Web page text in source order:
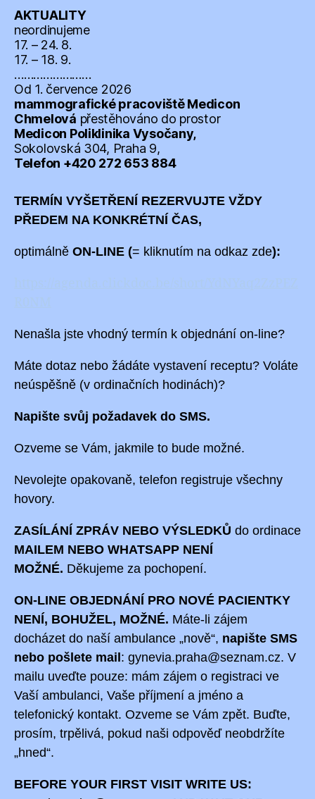
AKTUALITY
neordinujeme
17. – 24. 8.
17. – 18. 9.
……………………
Od 1. července 2026
mammografické pracoviště Medicon
Chmelová přestěhováno do prostor
Medicon Poliklinika Vysočany,
Sokolovská 304, Praha 9,
Telefon +420 272 653 884
TERMÍN VYŠETŘENÍ REZERVUJTE VŽDY
PŘEDEM NA KONKRÉTNÍ ČAS,
optimálně ON-LINE (= kliknutím na odkaz zde):
Nenašla jste vhodný termín k objednání on-line?
Máte dotaz nebo žádáte vystavení receptu? Voláte
neúspěšně (v ordinačních hodinách)?
Napište svůj požadavek do SMS.
Ozveme se Vám, jakmile to bude možné.
Nevolejte opakovaně, telefon registruje všechny
hovory.
ZASÍLÁNÍ ZPRÁV NEBO VÝSLEDKŮ do ordinace
MAILEM NEBO WHATSAPP NENÍ
MOŽNÉ. Děkujeme za pochopení.
ON-LINE OBJEDNÁNÍ PRO NOVÉ PACIENTKY
NENÍ, BOHUŽEL, MOŽNÉ. Máte-li zájem
docházet do naší ambulance „nově“, napište SMS
nebo pošlete mail : gynevia.praha@seznam.cz. V
mailu uveďte pouze: mám zájem o registraci ve
Vaší ambulanci, Vaše příjmení a jméno a
telefonický kontakt. Ozveme se Vám zpět. Buďte,
prosím, trpělivá, pokud naši odpověď neobdržíte
„hned“.
BEFORE YOUR FIRST VISIT WRITE US: